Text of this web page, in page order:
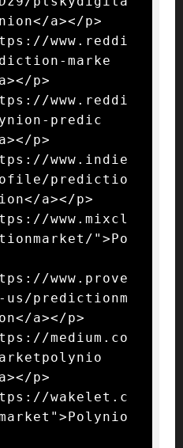
a></p>
www.reddi
marke
p>
www.reddi
predic
p>
www.indie
predictio
a></p>
www.mixcl
">Po
www.prove
us/predictionm
a></p>
medium.co
p>
wakelet.c